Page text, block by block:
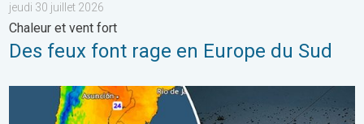
jeudi 30 juillet 2026
Chaleur et vent fort
Des feux font rage en Europe du Sud
L'hiver bat son plein en Amérique latine. Neige dans les